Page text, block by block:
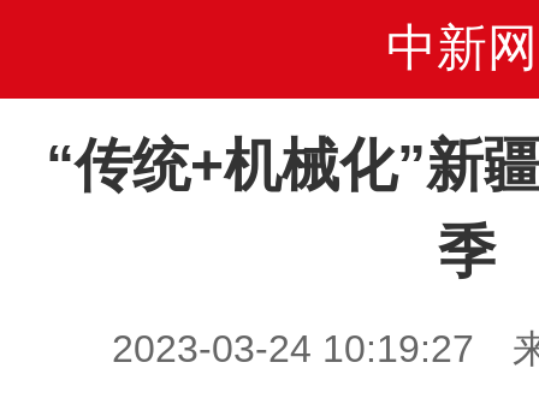
中新网
“传统+机械化”新
季
2023-03-24 10:19:27